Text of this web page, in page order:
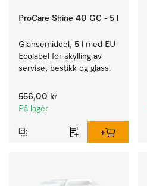
ProCare Shine 40 GC - 5 l
Glansemiddel, 5 l med EU
Ecolabel for skylling av
servise, bestikk og glass.
556,00 kr
På lager